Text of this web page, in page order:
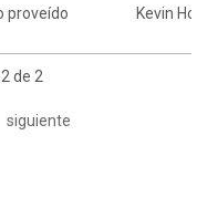
proveído Kevin
de 2
siguiente